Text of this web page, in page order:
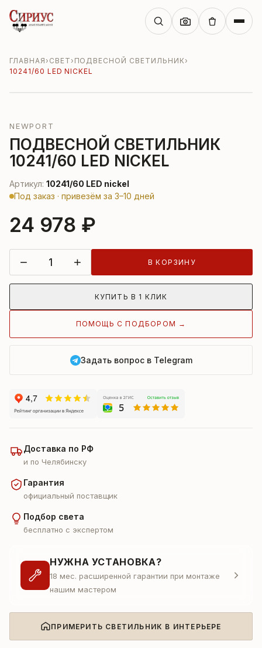
ГЛАВНАЯ› СВЕТ› ПОДВЕСНОЙ СВЕТИЛЬНИК›
10241/60 LED NICKEL
NEWPORT
ПОДВЕСНОЙ СВЕТИЛЬНИК
10241/60 LED NICKEL
Артикул: 10241/60 LED nickel
Под заказ · привезём за 3–10 дней
24 978 ₽
− + В КОРЗИНУ
КУПИТЬ В 1 КЛИК
ПОМОЩЬ С ПОДБОРОМ →
Задать вопрос в Telegram
Доставка по РФ
и по Челябинску
Гарантия
официальный поставщик
Подбор света
бесплатно с экспертом
НУЖНА УСТАНОВКА?
18 мес. расширенной гарантии при монтаже
нашим мастером
ПРИМЕРИТЬ СВЕТИЛЬНИК В ИНТЕРЬЕРЕ